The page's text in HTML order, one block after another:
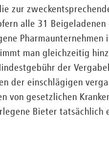
zur
alle 31
Pharmaunternehmen
man gleichzeitig
der
der einschlägigen
von gesetzlichen
Bieter tatsächlich